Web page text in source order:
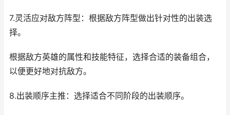
7.灵活应对敌方阵型：根据敌方阵型做出针对性的出装选
择。
根据敌方英雄的属性和技能特征，选择合适的装备组合，
以便更好地对抗敌方。
8.出装顺序主推：选择适合不同阶段的出装顺序。